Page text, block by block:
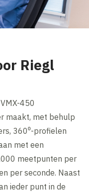
Riegl
450
maakt, met behulp
360⁰-profielen
met een
meetpunten per
per seconde. Naast
ieder punt in de